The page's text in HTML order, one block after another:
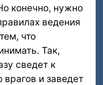
конечно, нужно
ведения
что
Так,
сведет к
и заведет